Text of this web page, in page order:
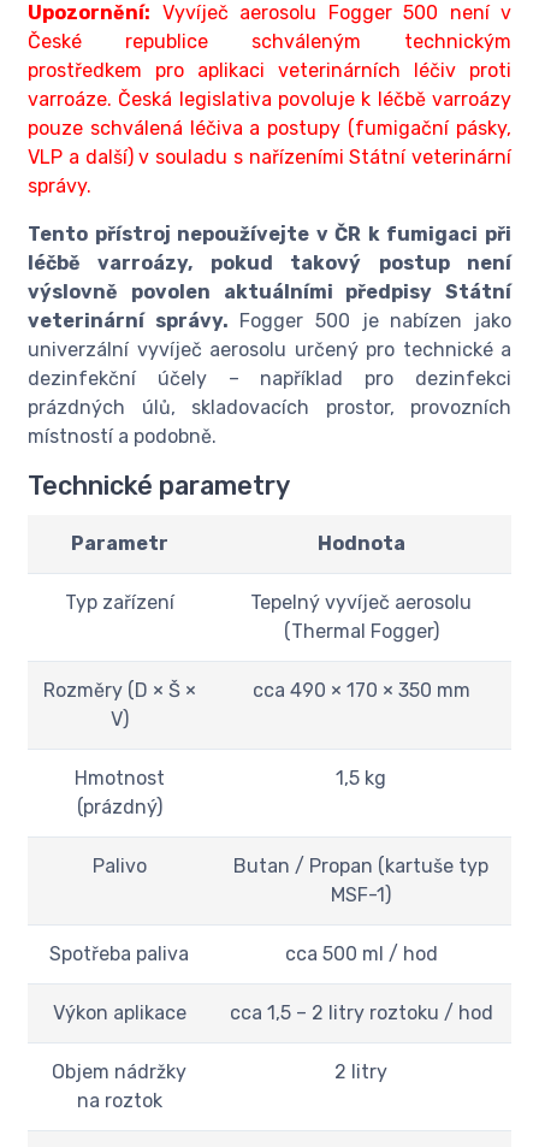
Upozornění: Vyvíječ aerosolu Fogger 500 není v
České republice schváleným technickým
prostředkem pro aplikaci veterinárních léčiv proti
varroáze. Česká legislativa povoluje k léčbě varroázy
pouze schválená léčiva a postupy (fumigační pásky,
VLP a další) v souladu s nařízeními Státní veterinární
správy.
Tento přístroj nepoužívejte v ČR k fumigaci při
léčbě varroázy, pokud takový postup není
výslovně povolen aktuálními předpisy Státní
veterinární správy. Fogger 500 je nabízen jako
univerzální vyvíječ aerosolu určený pro technické a
dezinfekční účely – například pro dezinfekci
prázdných úlů, skladovacích prostor, provozních
místností a podobně.
Technické parametry
Parametr Hodnota
Typ zařízení
Tepelný vyvíječ aerosolu
(Thermal Fogger)
Rozměry (D × Š ×
V)
cca 490 × 170 × 350 mm
Hmotnost
(prázdný)
1,5 kg
Palivo
Butan / Propan (kartuše typ
MSF-1)
Spotřeba paliva cca 500 ml / hod
Výkon aplikace cca 1,5 – 2 litry roztoku / hod
Objem nádržky
na roztok
2 litry